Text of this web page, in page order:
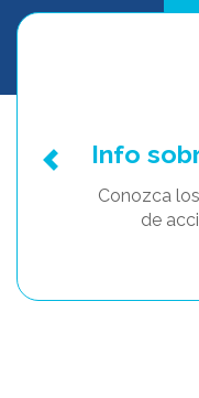
Info
Conozca
de